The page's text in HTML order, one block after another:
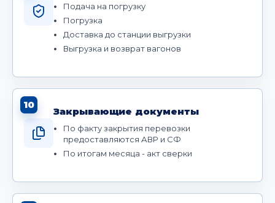
Подача на погрузку
Погрузка
Доставка до станции выгрузки
Выгрузка и возврат вагонов
10
Закрывающие документы
По факту закрытия перевозки
предоставляются АВР и СФ
По итогам месяца - акт сверки